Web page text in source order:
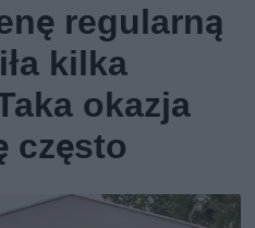
regularną
kilka
okazja
często